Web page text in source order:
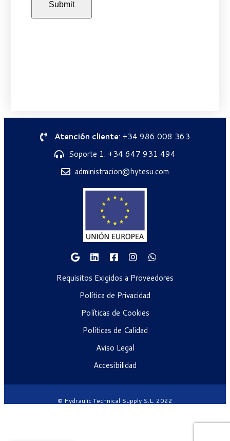
Atención cliente: +34 986 008 363
Soporte 1: +34 647 931 494
administracion@hytesu.com
Requisitos Exigidos a Proveedores
Política de Privacidad
Políticas de Cookies
Políticas de Calidad
Aviso Legal
Accesibilidad
© Hydraulic Technical Supply S.L. 2022